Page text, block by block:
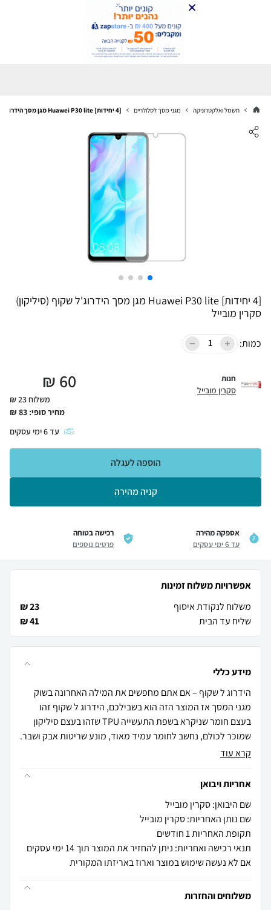
חשמל ואלקטרוניקה מגני מסך לסלולריים [4 יחידות] Huawei P30 lite מגן מסך הידרוג'ל שקוף (סיליקון) סקרין מובייל
[4 יחידות] Huawei P30 lite מגן מסך הידרוג'ל שקוף (סיליקון)
סקרין מובייל
כמות:
חנות
סקרין מובייל 60
₪
משלוח 23 ₪
מחיר סופי: 83
₪
עד6ימי עסקים
קניה מהירה
הוספה לעגלה
אספקה מהירה
עד 6 ימי עסקים
רכישה בטוחה
פרטים נוספים
אפשרויות משלוח זמינות
משלוח לנקודת איסוף
23 ₪
שליח עד הבית
41 ₪
מידע כללי
הידרוג ל שקוף – אם אתם מחפשים את המילה האחרונה בשוק
מגני המסך אז המוצר הזה הוא בשבילכם, הידרוג ל שקוף זהו
בעצם חומר שניקרא בשפת התעשייה TPU שזהו בעצם סיליקון
שמוכר לכולם, נחשב לחומר עמיד מאוד, מונע שריטות אבק ושבר.
קרא עוד
אחריות ויבואן
שם היבואן: סקרין מובייל
שם נותן האחריות: סקרין מובייל
תקופת האחריות 1 חודשים
תנאי רכישה ואחריות: ניתן להחזיר את המוצר תוך 14 ימי עסקים
אם לא נעשה שימוש במוצר וארוז באריזתו המקורית
משלוחים והחזרות